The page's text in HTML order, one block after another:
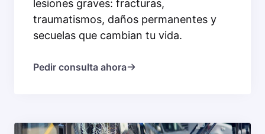
lesiones graves: fracturas,
traumatismos, daños permanentes y
secuelas que cambian tu vida.
Pedir consulta ahora